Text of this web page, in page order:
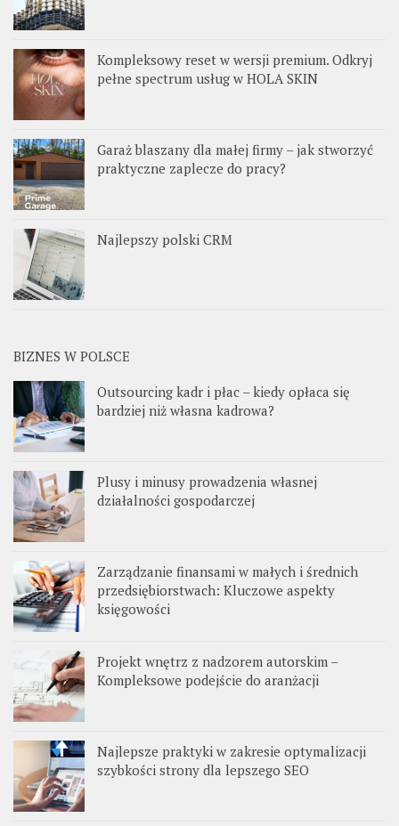
Kompleksowy reset w wersji premium. Odkryj
pełne spectrum usług w HOLA SKIN
Garaż blaszany dla małej firmy – jak stworzyć
praktyczne zaplecze do pracy?
Najlepszy polski CRM
BIZNES W POLSCE
Outsourcing kadr i płac – kiedy opłaca się
bardziej niż własna kadrowa?
Plusy i minusy prowadzenia własnej
działalności gospodarczej
Zarządzanie finansami w małych i średnich
przedsiębiorstwach: Kluczowe aspekty
księgowości
Projekt wnętrz z nadzorem autorskim –
Kompleksowe podejście do aranżacji
Najlepsze praktyki w zakresie optymalizacji
szybkości strony dla lepszego SEO